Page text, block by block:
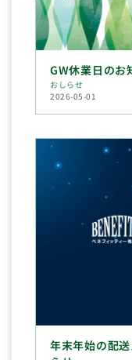
GW休業日のお
おしらせ
2026-05-01
年末年始の配